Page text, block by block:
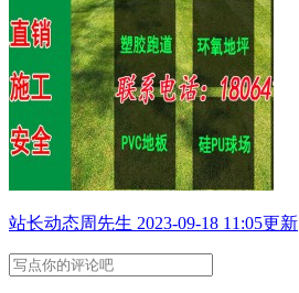
站长动态周先生 2023-09-18 11:05更新